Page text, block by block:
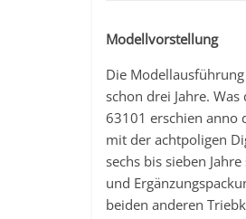
Modellvorstellung
Die
schon drei Jahre.
63101 erschien anno
mit der achtpoligen
sechs bis sieben
und
beiden anderen